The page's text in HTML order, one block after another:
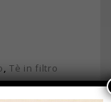
,Tè in filtro